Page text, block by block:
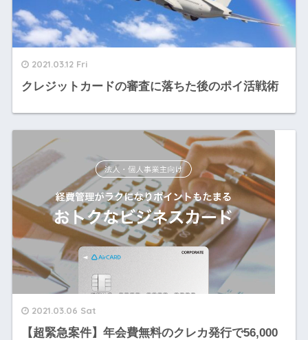
2021.03.12 Fri
クレジットカードの審査に落ちた後のポイ活戦術
2021.03.06 Sat
【超緊急案件】年会費無料のクレカ発行で56,000